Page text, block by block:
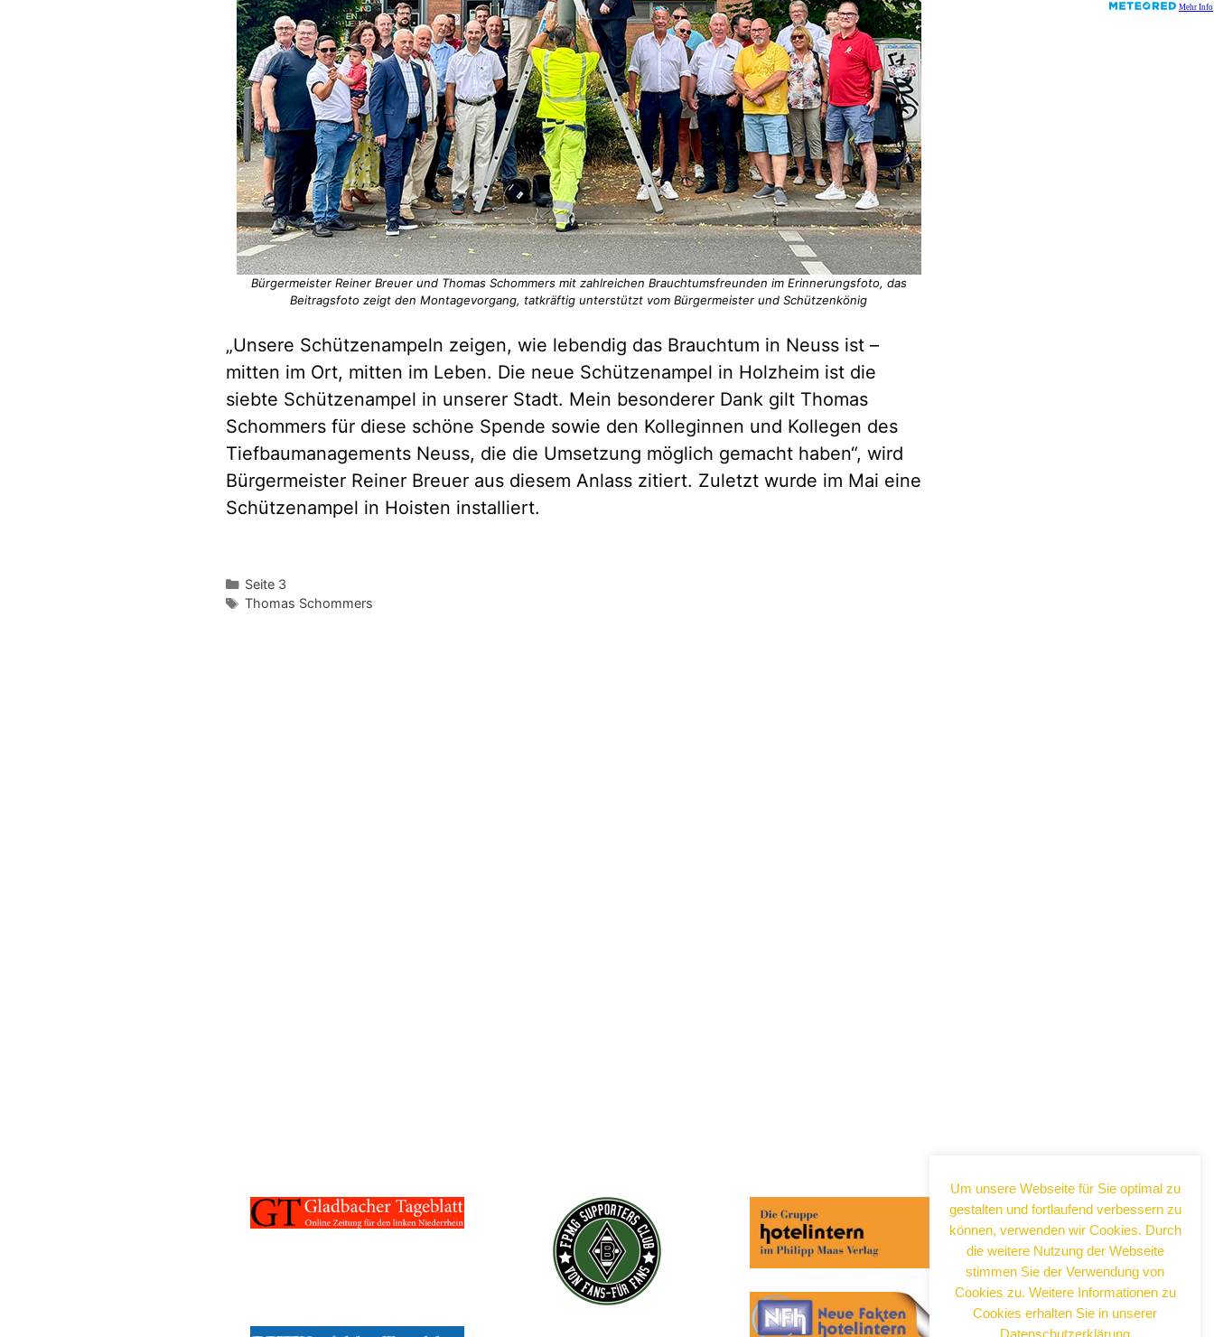
Bürgermeister Reiner Breuer und Thomas Schommers mit zahlreichen Brauchtumsfreunden im Erinnerungsfoto, das
Beitragsfoto zeigt den Montagevorgang, tatkräftig unterstützt vom Bürgermeister und Schützenkönig
„Unsere Schützenampeln zeigen, wie lebendig das Brauchtum in Neuss ist –
mitten im Ort, mitten im Leben. Die neue Schützenampel in Holzheim ist die
siebte Schützenampel in unserer Stadt. Mein besonderer Dank gilt Thomas
Schommers für diese schöne Spende sowie den Kolleginnen und Kollegen des
Tiefbaumanagements Neuss, die die Umsetzung möglich gemacht haben“, wird
Bürgermeister Reiner Breuer aus diesem Anlass zitiert. Zuletzt wurde im Mai eine
Schützenampel in Hoisten installiert.
Entwicklungen, Kulinarik, Kunst und Kultur
in Neuss!
Kategorien
Seite 3
Schlagwörter
Thomas Schommers
Um unsere Webseite für Sie optimal zu
gestalten und fortlaufend verbessern zu
können, verwenden wir Cookies. Durch
die weitere Nutzung der Webseite
stimmen Sie der Verwendung von
Cookies zu. Weitere Informationen zu
Cookies erhalten Sie in unserer
Datenschutzerklärung